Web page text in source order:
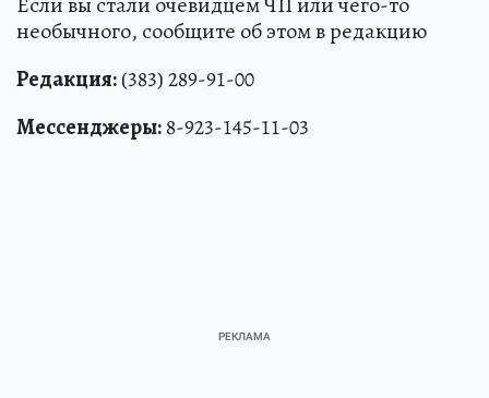
необычного, сообщите об этом в редакцию
Редакция:(383) 289-91-00
Мессенджеры:8-923-145-11-03